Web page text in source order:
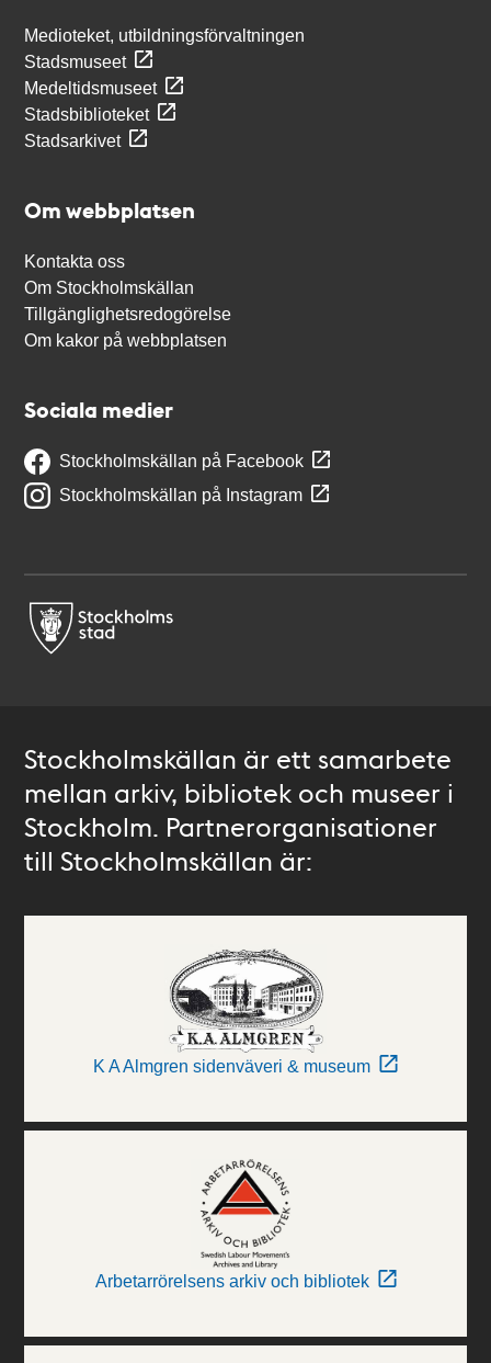
Medioteket, utbildningsförvaltningen
Stadsmuseet
Medeltidsmuseet
Stadsbiblioteket
Stadsarkivet
Om webbplatsen
Kontakta oss
Om Stockholmskällan
Tillgänglighetsredogörelse
Om kakor på webbplatsen
Sociala medier
Stockholmskällan på Facebook
Stockholmskällan på Instagram
Stockholmskällan är ett samarbete
mellan arkiv, bibliotek och museer i
Stockholm. Partnerorganisationer
till Stockholmskällan är:
K A Almgren sidenväveri & museum
Arbetarrörelsens arkiv och bibliotek